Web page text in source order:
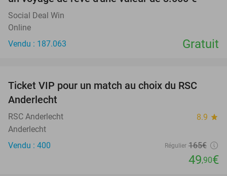
Social Deal Win
Online
Vendu : 187.063
Gratuit
70%
OUT
Ticket VIP pour un match au choix du RSC
Anderlecht
RSC Anderlecht 8.9 star
Anderlecht
Vendu : 400
Régulier 165€
49,90€